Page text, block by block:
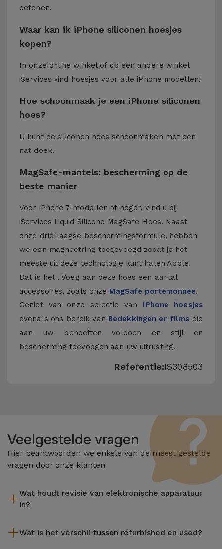
oefenen.
Waar kan ik iPhone siliconen hoesjes
kopen?
In onze online winkel of op een andere winkel
iServices vind hoesjes voor alle iPhone modellen!
Hoe schoonmaak je een iPhone siliconen
hoes?
U kunt de siliconen hoes schoonmaken met een
nat doek.
MagSafe-mantels: bescherming op de
beste manier
Voor iPhone 7-modellen of hoger, vind u bij
iServices Liquid Silicone MagSafe Hoes. Naast
onze drie-laagse beschermingsformule, hebben
we een magneetring toegevoegd zodat je het
meeste uit deze technologie kunt halen Apple.
Dat is het . Voeg aan deze hoes een aantal
accessoires, zoals onze MagSafe portemonnee.
Geniet van onze selectie van IPhone hoesjes
evenals ons bereik van Bedekkingen en films die
aan uw behoeften voldoen en stijl en
bescherming toevoegen aan uw uitrusting.
Referentie:IS308503
Veelgestelde vragen
Hier beantwoorden we enkele van de meest gestelde
vragen door onze klanten
Wat houdt revisie van elektronische apparatuur
in?
reiniging, en niet te vergeten het repareren van elk defect
Wat is het verschil tussen refurbished en used?